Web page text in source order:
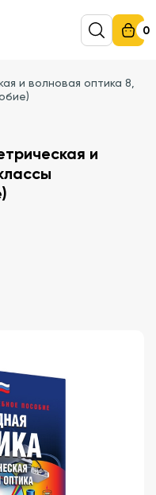
0
и волновая оптика 8,
и